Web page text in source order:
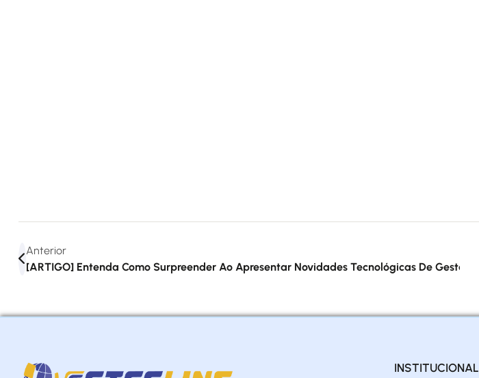
Anterior
[ARTIGO] Entenda Como Surpreender Ao Apresentar Novidades Tecnológicas De Gestão
INSTITUCIONAL